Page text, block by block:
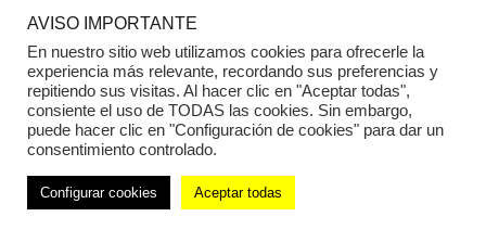
soscolombia
terremotovenezuela
Transparencia
transparencia5
transparencia6
tunez
AVISO IMPORTANTE
En nuestro sitio web utilizamos cookies para ofrecerle la
experiencia más relevante, recordando sus preferencias y
repitiendo sus visitas. Al hacer clic en "Aceptar todas",
consiente el uso de TODAS las cookies. Sin embargo,
puede hacer clic en "Configuración de cookies" para dar un
consentimiento controlado.
Configurar cookies Aceptar todas